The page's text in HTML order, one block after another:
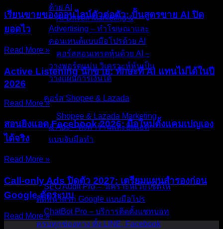
ด้วย AI
AI-Driven Marketing &
Advertising – ทำโฆษณาและ
คอนเทนต์แบบมือโปรด้วย AI
คอร์สสอนเทรดหุ้นด้วย AI –
วางพอร์ตแม่น วิเคราะห์หุ้นเป็น
วางแผนการเงินได้
คอร์ส Shopee & Lazada
Shopee & Lazada Marketing
& Ads – ตั้งค่าร้านและยิงแอด
แบบจับมือทำ
SEO Audit Pro – วิเคราะห์เว็บไซต์ให้
ติดหน้าแรก Google แบบมือโปร
ChatBot Pro – บริการติดตั้งแชทบอท
ครบทุกช่องทาง ทั้ง LINE, Facebook
เรียนขายของออนไลน์ตัวต่อตัว: ปั้นสูตรขาย AI ปิด
ยอดไว
Read More »
Active Listening นักขาย: ทักษะที่ AI แทนไม่ได้ในปี
2026
Read More »
สอนยิงแอด Facebook 2026: มือใหม่ตั้งแคมเปญเอง
ได้จริง
Read More »
Call-only Ads ปิดตัว 2027: เตรียมแผนสำรองก่อน
Google ตัดระบบ
Read More »